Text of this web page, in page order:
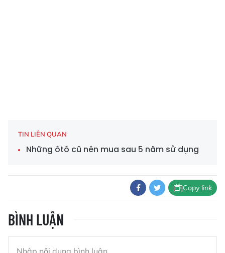
TIN LIÊN QUAN
Những ôtô cũ nên mua sau 5 năm sử dụng
Copy link
BÌNH LUẬN